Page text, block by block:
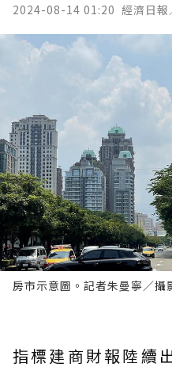
2024-08-14 01:20 經濟日
房市示意圖。記者朱曼寧／攝
指標建商財報陸續